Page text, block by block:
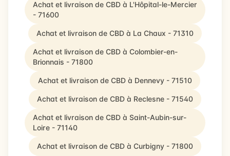
Achat et livraison de CBD à L'Hôpital-le-Mercier
- 71600
Achat et livraison de CBD à La Chaux - 71310
Achat et livraison de CBD à Colombier-en-
Brionnais - 71800
Achat et livraison de CBD à Dennevy - 71510
Achat et livraison de CBD à Reclesne - 71540
Achat et livraison de CBD à Saint-Aubin-sur-
Loire - 71140
Achat et livraison de CBD à Curbigny - 71800